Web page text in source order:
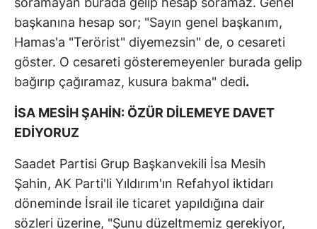
başkanına hesap sor; "Sayın genel başkanım,
Hamas'a "Terörist" diyemezsin" de, o cesareti
göster. O cesareti gösteremeyenler burada gelip
bağırıp çağıramaz, kusura bakma" dedi.
İSA MESİH ŞAHİN: ÖZÜR DİLEMEYE DAVET
EDİYORUZ
Saadet Partisi Grup Başkanvekili İsa Mesih
Şahin, AK Parti'li Yıldırım'ın Refahyol iktidarı
döneminde İsrail ile ticaret yapıldığına dair
sözleri üzerine, "Şunu düzeltmemiz gerekiyor,